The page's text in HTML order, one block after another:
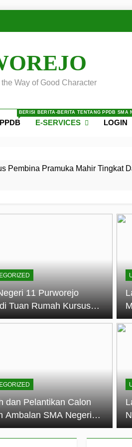
Way of Good Character
PPDB
BERISI BERITA-BERITA TENTANG PPDB SMA
E-SERVICES LOGIN
Pembina Pramuka Mahir Tingkat
11 Purworejo: Membentuk
Open 2 Tahun 2026
11 Purworejo
Tuan Rumah Kursus
Pramuka Mahir
dan Pelantikan Calon
Ambalan SMA Negeri
Membentuk Jiwa
Disiplin, dan